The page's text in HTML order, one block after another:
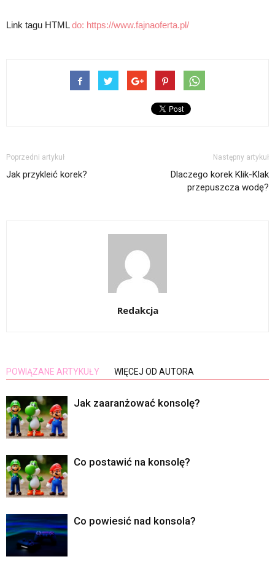
Link tagu HTMLdo: https://www.fajnaoferta.pl/
Poprzedni artykuł
Jak przykleić korek?
Następny artykuł
Dlaczego korek Klik-Klak
przepuszcza wodę?
Redakcja
POWIĄZANE ARTYKUŁY WIĘCEJ OD AUTORA
Jak zaaranżować konsolę?
Co postawić na konsolę?
Co powiesić nad konsola?